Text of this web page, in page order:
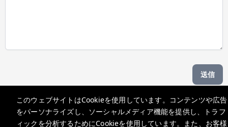
このウェブサイトはCookieを使用しています。コンテンツや広告
をパーソナライズし、ソーシャルメディア機能を提供し、トラフ
ィックを分析するためにCookieを使用しています。また、お客様
送信
Managed by b hotel